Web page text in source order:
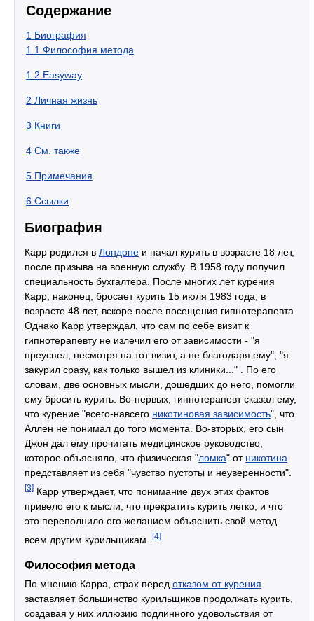
Содержание
1 Биография
1.1 Философия метода
1.2 Easyway
2 Личная жизнь
3 Книги
4 См. также
5 Примечания
6 Ссылки
Биография
Карр родился в Лондоне и начал курить в возрасте 18 лет,
после призыва на военную службу. В 1958 году получил
специальность бухгалтера. После многих лет курения
Карр, наконец, бросает курить 15 июля 1983 года, в
возрасте 48 лет, вскоре после посещения гипнотерапевта.
Однако Карр утверждал, что сам по себе визит к
гипнотерапевту не излечил его от зависимости - "я
преуспел, несмотря на тот визит, а не благодаря ему", "я
закурил сразу, как только вышел из клиники..." . По его
словам, две основных мысли, дошедших до него, помогли
ему бросить курить. Во-первых, гипнотерапевт сказал ему,
что курение "всего-навсего никотиновая зависимость", что
Аллен не понимал до того момента. Во-вторых, его сын
Джон дал ему прочитать медицинское руководство,
которое объясняло, что физическая "ломка" от никотина
представляет из себя "чувство пустоты и неуверенности".
[3] Карр утверждает, что понимание двух этих фактов
привело его к мысли, что прекратить курить легко, и что
это переполнило его желанием объяснить свой метод
всем другим курильщикам.
[4]
Философия метода
По мнению Карра, страх перед отказом от курения
заставляет большинство курильщиков продолжать курить,
создавая у них иллюзию подлинного удовольствия от